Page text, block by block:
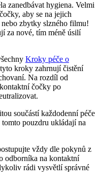
zanedbávat hygiena. Velmi
aby se na jejich
zbytky slzného filmu!
za nové, tím méně úsilí
Kroky péče o
kroky zahrnují čistění
Na rozdíl od
čočky po
součástí každodenní péče
pouzdru ukládají na
vždy dle pokynů z
odborníka na kontaktní
rádi vysvětlí správné